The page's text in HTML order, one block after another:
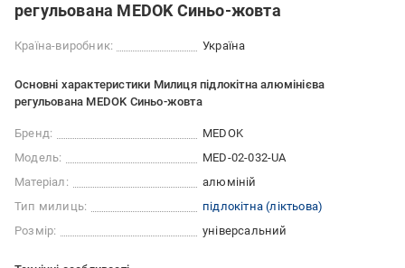
регульована MEDOK Синьо-жовта
Країна-виробник: Україна
Основні характеристики Милиця підлокітна алюмінієва
регульована MEDOK Синьо-жовта
Бренд:
MEDOK
Модель:
MED-02-032-UA
Матеріал:
алюміній
Тип милиць:
підлокітна (ліктьова)
Розмір:
універсальний